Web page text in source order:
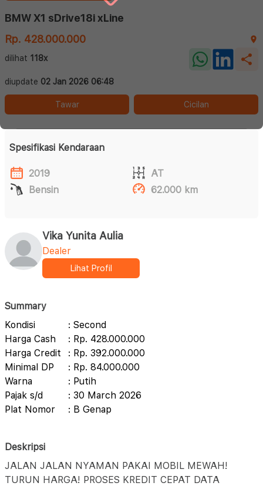
BMW X1 sDrive18i xLine
Rp. 428.000.000
dilihat 118x
diupdate 02 Jan 2026 06:48
Tawar Cicilan
Spesifikasi Kendaraan
2019
AT
Bensin
62.000 km
Vika Yunita Aulia
Dealer
Lihat Profil
Summary
Kondisi
: Second
Harga Cash
: Rp. 428.000.000
Harga Credit
: Rp. 392.000.000
Minimal DP
: Rp. 84.000.000
Warna
: Putih
Pajak s/d
: 30 March 2026
Plat Nomor
: B Genap
Deskripsi
JALAN JALAN NYAMAN PAKAI MOBIL MEWAH!
TURUN HARGA! PROSES KREDIT CEPAT DATA